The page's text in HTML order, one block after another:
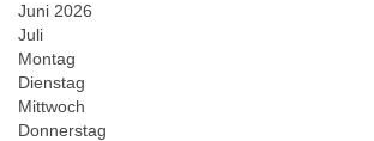
Juni 2026
Juli
Montag
Dienstag
Mittwoch
Donnerstag